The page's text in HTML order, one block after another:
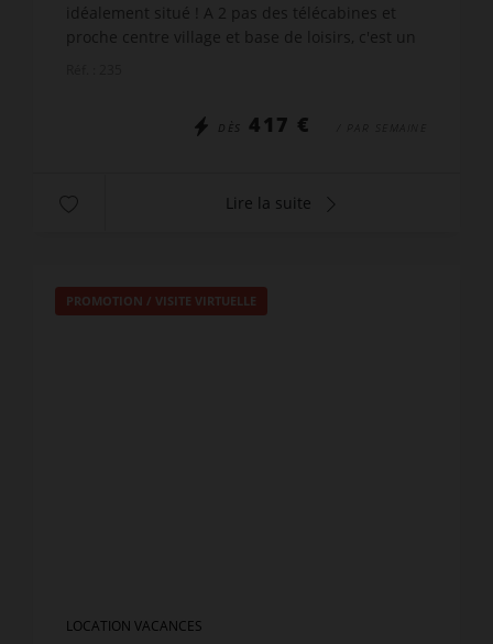
idéalement situé ! A 2 pas des télécabines et
proche centre village et base de loisirs, c'est un
DÈS 417 € / PAR SEMAINE
Lire la suite
PROMOTION / VISITE VIRTUELLE
LOCATION VACANCES